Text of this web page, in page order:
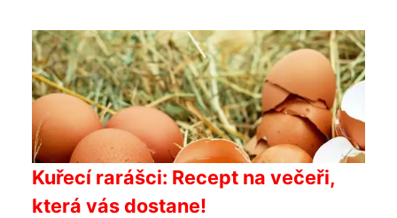
Kuřecí rarášci: Recept na večeři,
která vás dostane!